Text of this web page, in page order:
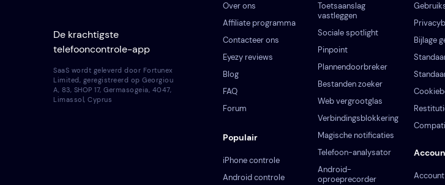
De krachtigste
telefooncontrole-app
Over ons
Affiliate programma
Contacteer ons
Eyezy reviews
Blog
FAQ
Forum
Populair
iPhone controle
Android controle
Bijlage
Toetsaanslag
vastleggen
Sociale spotlight
Pinpoint
Plannendoorbreker
Bestanden zoeker
Web vergrootglas
Verbindingsblokkering
Magische notificaties
Telefoon-analysator
Android-
oproeprecorder
SaaS wordt geleverd door Fortunex
Limited, geregistreerd op Georgiou
A, 83, SHOP 17, Germasogeia, 4047,
Limassol, Cyprus